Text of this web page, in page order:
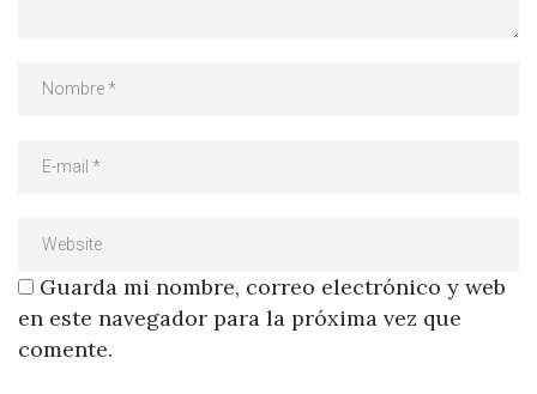
Guarda mi nombre, correo electrónico y web
en este navegador para la próxima vez que
comente.